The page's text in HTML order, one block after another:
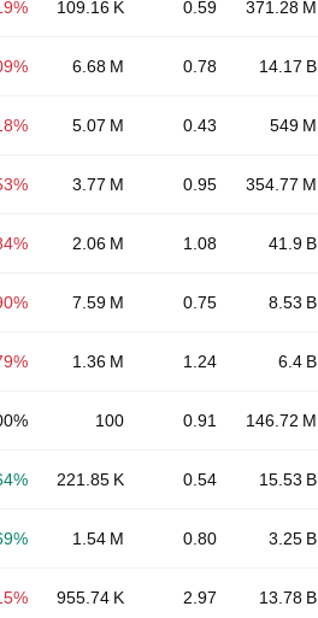
109.16 K 0.59 371.28 M
6.68 M 0.78 14.17 B
5.07 M 0.43 549 M
3.77 M 0.95 354.77 M
2.06 M 1.08 41.9 B
7.59 M 0.75 8.53 B
1.36 M 1.24 6.4 B
100 0.91 146.72 M
221.85 K 0.54 15.53 B
1.54 M 0.80 3.25 B
955.74 K 2.97 13.78 B